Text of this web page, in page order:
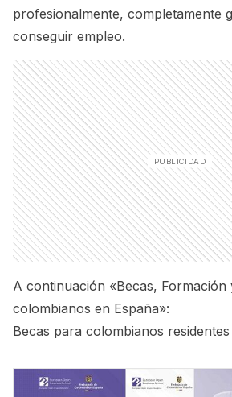
profesionalmente, completamente
conseguir empleo.
A continuación «Becas, Formación
colombianos en España»:
Becas para colombianos